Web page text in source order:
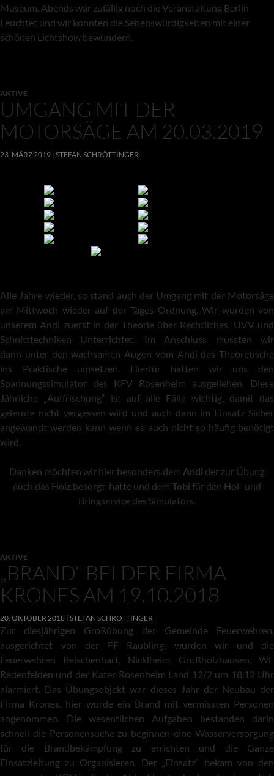
Museum. Abends war zufällig noch die Veranstaltung Berlin
Leuchtet und wir konnten die Sehenswürdigkeiten mit einer
schönen Lichtshow bewundern.
AKTIVE
UMGANG MIT DER
MOTORSÄGE AM 20.03.2019
23. MÄRZ 2019 STEFAN SCHRÖTTINGER
Alle Jahre wieder, so stand auch der Umgang mit der Motorsäge
am Mittwoch wieder auf der Tages Ordnung. Wir wurden von
unserem Andi zuerst in der Theorie über Rechtliches, UVV und
Schnitttechniken Unterrichtet. Im Anschluss mussten wir
dann unter den wachsamen Augen vom Andi das Theoretische
ins Praktische umsetzen. Hierfür hatten wir uns den
Spannungssimulator des KFV Rosenheim ausgeliehen. Diese
Jährliche „Auffrischung“ ist auf alle Fälle wichtig, damit das
gelernte nicht vergessen wird und auch dann im Einsatz Sicher
angewandt werden kann wenn es auch nicht so häufig benötigt
wird.
Danken möchten wir hier besonders dem Andi der zur Übung
auch das Holz besorgt hatte und dem Tobi für den Hol- und
Bringservice des Simulators.
AKTIVE
„BRAND“ BEI DER FIRMA
KRONES AM 19.10.2018
20. OKTOBER 2018 STEFAN SCHRÖTTINGER
Zur diesjährigen Großübung der Gemeinde Feuerwehren,
ausgerichtet von der FF Raubling, wurden wir und die
Feuerwehren Reischenhart, Nicklheim, Großholzhausen, WF
Redenfelden und der Kater Rosenheim Land 12/2 um 18.12 Uhr
alarmiert. Das Übungsobjekt war dieses Jahr der Neubau der
Firma Krones, hier wurde ein Brand mit vermissten Personen
angenommen. Die wesentlichen Aufgaben bestanden darin
schnell die Personensuche zu beginnen eine Wasserversorgung
für die Brandbekämpfung zu errichten und die Ganze
Einsatzleitung zu Organisieren. Der „Einsatz“ bekam von den